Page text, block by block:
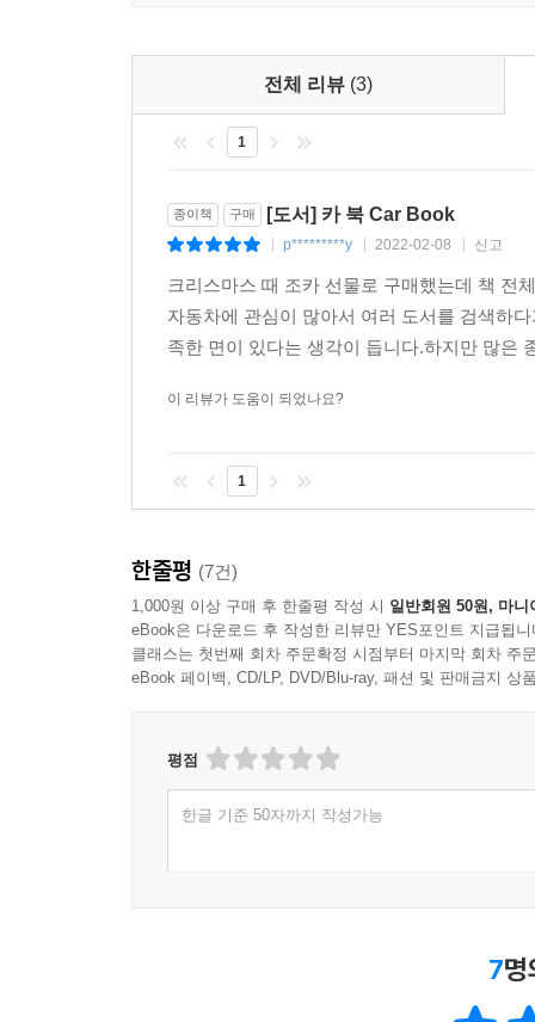
자동차 1,200대를 소개한다. 독일을 비롯해 영국,
받은 자동차들의 제원과 시대별, 국적별, 성능별
속에 담겨 있다.
아이가 배워야 할 첫 단어는 엄마, 아빠, 그리고 시
차 가격을 1달러 내릴 때마다 새로운 고객이 1,000
우리는 소형차를 만든다. 그래서 단 1엔이라도 비
가장 뛰어난 자동차를 만들어 가장 저렴한 값
목표다. - 루이 르노
우리는 성능과 가격에서 외국 자동차들과 경쟁할
페라리는 요구가 많다. 그는 경주 선수였고 승리
그들에게는 강력하면서도 신뢰할 수 있는 엔진
자동차의 탁월한 인상은 화려한 성능과 조용하
스포트 매거진》
전체 리뷰 (3)
1
종이책 구매 [도서] 카 북 Car Book
p*********y 2022-02-08 신고
크리스마스 때 조카 선물로 구매했는데 책 전
자동차에 관심이 많아서 여러 도서를 검색하
족한 면이 있다는 생각이 듭니다.하지만 많은
이 리뷰가 도움이 되었나요?
1
한줄평 (7건)
1,000원 이상 구매 후 한줄평 작성 시 일반회원 50원, 마니
eBook은 다운로드 후 작성한 리뷰만 YES포인트 지급됩니
클래스는 첫번째 회차 주문확정 시점부터 마지막 회차 주
eBook 페이백, CD/LP, DVD/Blu-ray, 패션 및 판매금지 상
평점
한글 기준 50자까지 작성가능
7